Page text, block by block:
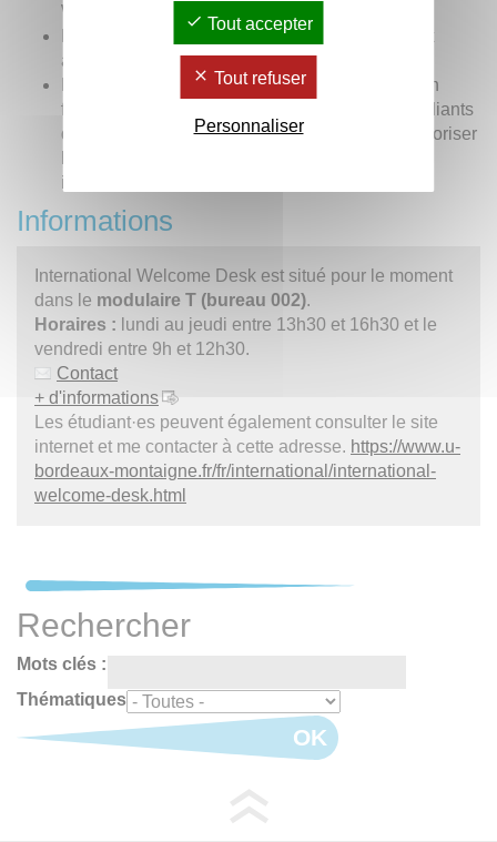
Welcome Desk avec leur offre de service.
Préparer la rentrée des étudiants internationaux
arrivant à l’université au second semestre.
Lancer la plateforme de parrainage (Tandem) en
faisant la promotion de cet outil auprès des étudiants
de l’Université Bordeaux Montaigne, afin de favoriser
internationaux.
Informations
International Welcome Desk est situé pour le moment
dans le modulaire T (bureau 002).
Horaires : lundi au jeudi entre 13h30 et 16h30 et le
vendredi entre 9h et 12h30.
Contact
+ d'informations
Les étudiant·es peuvent également consulter le site
internet et me contacter à cette adresse. https://www.u-
bordeaux-montaigne.fr/fr/international/international-
welcome-desk.html
Rechercher
Mots clés :
Thématiques
OK
Tout accepter
Tout refuser
Personnaliser